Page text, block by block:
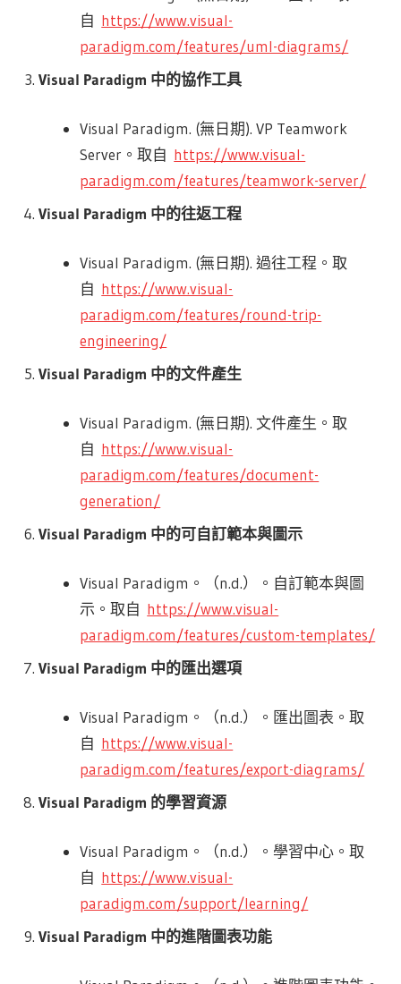
自 https://www.visual-
paradigm.com/features/uml-diagrams/
Visual Paradigm 中的協作工具
Visual Paradigm. (無日期). VP Teamwork
Server。取自 https://www.visual-
paradigm.com/features/teamwork-server/
Visual Paradigm 中的往返工程
Visual Paradigm. (無日期). 過往工程。取
自 https://www.visual-
paradigm.com/features/round-trip-
engineering/
Visual Paradigm 中的文件產生
Visual Paradigm. (無日期). 文件產生。取
自 https://www.visual-
paradigm.com/features/document-
generation/
Visual Paradigm 中的可自訂範本與圖示
Visual Paradigm。（n.d.）。自訂範本與圖
示。取自 https://www.visual-
paradigm.com/features/custom-templates/
Visual Paradigm 中的匯出選項
Visual Paradigm。（n.d.）。匯出圖表。取
自 https://www.visual-
paradigm.com/features/export-diagrams/
Visual Paradigm 的學習資源
Visual Paradigm。（n.d.）。學習中心。取
自 https://www.visual-
paradigm.com/support/learning/
Visual Paradigm 中的進階圖表功能